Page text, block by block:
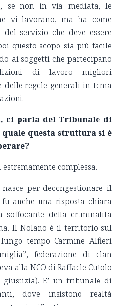
se non in via mediata, le
vi lavorano, ma ha come
servizio che deve essere
questo scopo sia più facile
ai soggetti che partecipano
di lavoro migliori
delle regole generali in tema
ci parla del Tribunale di
quale questa struttura si è
complessa.
per decongestionare il
anche una risposta chiara
soffocante della criminalità
Il Nolano è il territorio sul
tempo Carmine Alfieri
federazione di clan
alla NCO di Raffaele Cutolo
E’ un tribunale di
dove insistono realtà